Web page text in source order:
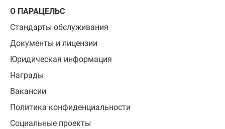
О ПАРАЦЕЛЬС
Стандарты обслуживания
Документы и лицензии
Юридическая информация
Награды
Вакансии
Политика конфиденциальности
Социальные проекты